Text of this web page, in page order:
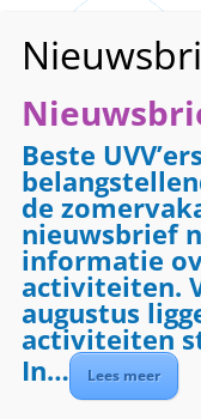
« Alle Evenementen
december 22 @
Beste
de
nieuwsbrief
informatie
activiteiten.
augustus
activiteiten
In…
Lees meer